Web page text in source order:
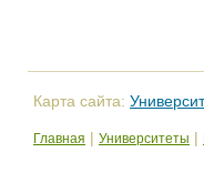
Карта сайта:
Главная | Университеты |